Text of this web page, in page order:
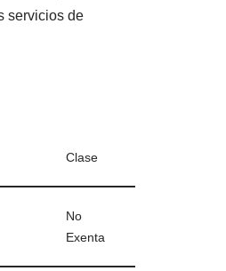
servicios de
Clase
No
Exenta